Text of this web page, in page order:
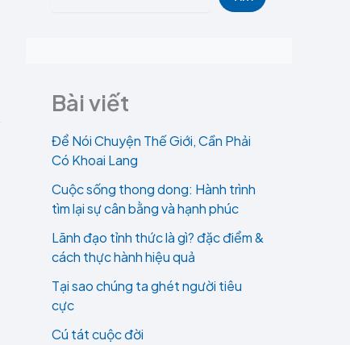
Bài viết
Để Nói Chuyện Thế Giới, Cần Phải
Có Khoai Lang
Cuộc sống thong dong: Hành trình
tìm lại sự cân bằng và hạnh phúc
Lãnh đạo tỉnh thức là gì? đặc điểm &
cách thực hành hiệu quả
Tại sao chúng ta ghét người tiêu
cực
Cú tát cuộc đời